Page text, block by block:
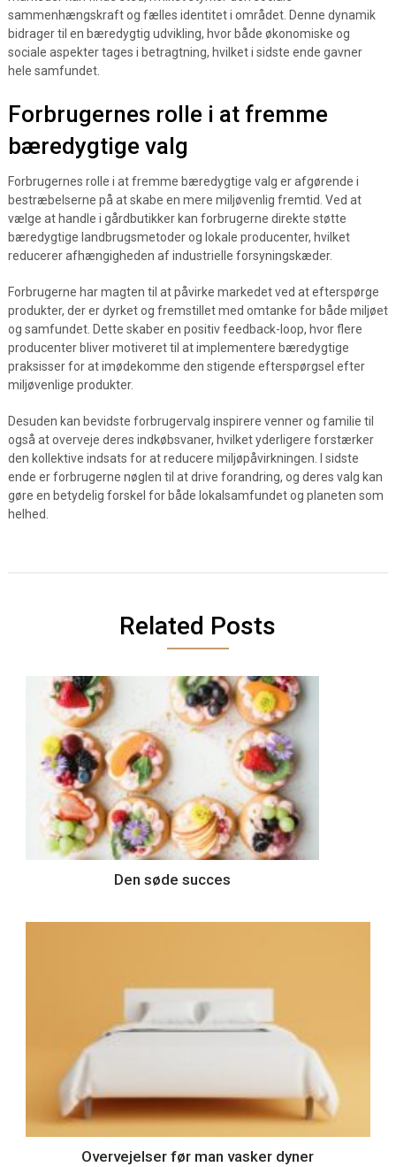
sammenhængskraft og fælles identitet i området. Denne dynamik
bidrager til en bæredygtig udvikling, hvor både økonomiske og
sociale aspekter tages i betragtning, hvilket i sidste ende gavner
hele samfundet.
Forbrugernes rolle i at fremme
bæredygtige valg
Forbrugernes rolle i at fremme bæredygtige valg er afgørende i
bestræbelserne på at skabe en mere miljøvenlig fremtid. Ved at
vælge at handle i gårdbutikker kan forbrugerne direkte støtte
bæredygtige landbrugsmetoder og lokale producenter, hvilket
reducerer afhængigheden af industrielle forsyningskæder.
Forbrugerne har magten til at påvirke markedet ved at efterspørge
produkter, der er dyrket og fremstillet med omtanke for både miljøet
og samfundet. Dette skaber en positiv feedback-loop, hvor flere
producenter bliver motiveret til at implementere bæredygtige
praksisser for at imødekomme den stigende efterspørgsel efter
miljøvenlige produkter.
Desuden kan bevidste forbrugervalg inspirere venner og familie til
også at overveje deres indkøbsvaner, hvilket yderligere forstærker
den kollektive indsats for at reducere miljøpåvirkningen. I sidste
ende er forbrugerne nøglen til at drive forandring, og deres valg kan
gøre en betydelig forskel for både lokalsamfundet og planeten som
helhed.
Related Posts
Den søde succes
Overvejelser før man vasker dyner